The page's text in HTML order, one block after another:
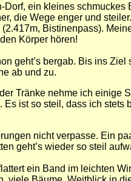
ein kleines schmuckes
die Wege enger und
Bistinenpass).
Körper hören!
geht’s bergab. Bis ins
ab und zu.
Tränke nehme ich einige
ist so steil, dass ich stets
nicht verpasse. Ein
geht’s wieder so steil
ein Band im leichten